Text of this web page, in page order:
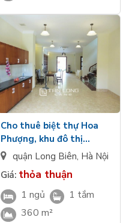
Cho thuê biệt thự Hoa
Phượng, khu đô thị
Vinhomes Riverside, Long
Biên, Hà Nội
quận Long Biên, Hà Nội
Giá: thỏa thuận
1 ngủ
1 tắm
360 m²